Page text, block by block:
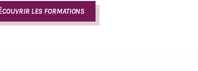
LES FORMATIONS